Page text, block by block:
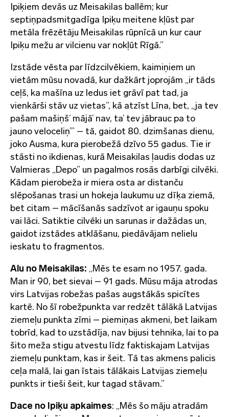
Ipiķiem devās uz Meisakilas ballēm; kur
septiņpadsmitgadīga Ipiķu meitene kļūst par
metāla frēzētāju Meisakilas rūpnīcā un kur caur
Ipiķu mežu ar vilcienu var nokļūt Rīgā.”
Izstāde vēsta par līdzcilvēkiem, kaimiņiem un
vietām mūsu novadā, kur dažkārt joprojām „ir tāds
ceļš, ka mašīna uz ledus iet grāvī pat tad, ja
vienkārši stāv uz vietas”, kā atzīst Līna, bet, „ja tev
pašam mašiņš’ mājā’ nav, ta’ tev jābrauc pa to
jauno veloceliņ’” – tā, gaidot 80. dzimšanas dienu,
joko Ausma, kura pierobežā dzīvo 55 gadus. Tie ir
stāsti no ikdienas, kurā Meisakilas ļaudis dodas uz
Valmieras „Depo” un pagalmos rosās darbīgi cilvēki.
Kādam pierobeža ir miera osta ar distanču
slēpošanas trasi un hokeja laukumu uz dīķa ziemā,
bet citam – mācīšanās sadzīvot ar igauņu spoku
vai lāci. Satiktie cilvēki un sarunas ir dažādas un,
gaidot izstādes atklāšanu, piedāvājam nelielu
ieskatu to fragmentos.
Alu no Meisakilas: „Mēs te esam no 1957. gada.
Man ir 90, bet sievai – 91 gads. Mūsu māja atrodas
virs Latvijas robežas pašas augstākās spicītes
kartē. No šī robežpunkta var redzēt tālākā Latvijas
ziemeļu punkta zīmi – piemiņas akmeni, bet laikam
tobrīd, kad to uzstādīja, nav bijusi tehnika, lai to pa
šito meža stigu atvestu līdz faktiskajam Latvijas
ziemeļu punktam, kas ir šeit. Tā tas akmens palicis
ceļa malā, lai gan īstais tālākais Latvijas ziemeļu
punkts ir tieši šeit, kur tagad stāvam.”
Dace no Ipiķu apkaimes: „Mēs šo māju atradām